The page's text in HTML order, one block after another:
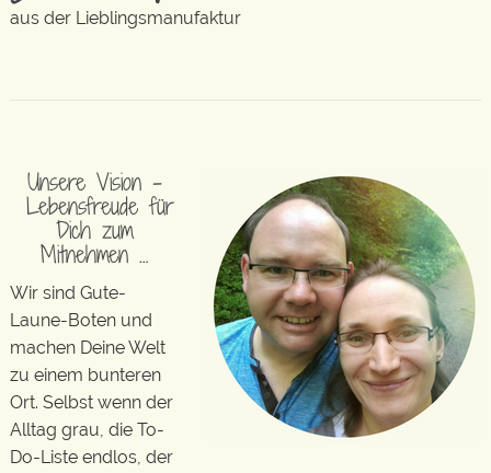
aus der Lieblingsmanufaktur
Unsere Vision –
Lebensfreude für
Dich zum
Mitnehmen …
Wir sind Gute-
Laune-Boten und
machen Deine Welt
zu einem bunteren
Ort. Selbst wenn der
Alltag grau, die To-
Do-Liste endlos, der